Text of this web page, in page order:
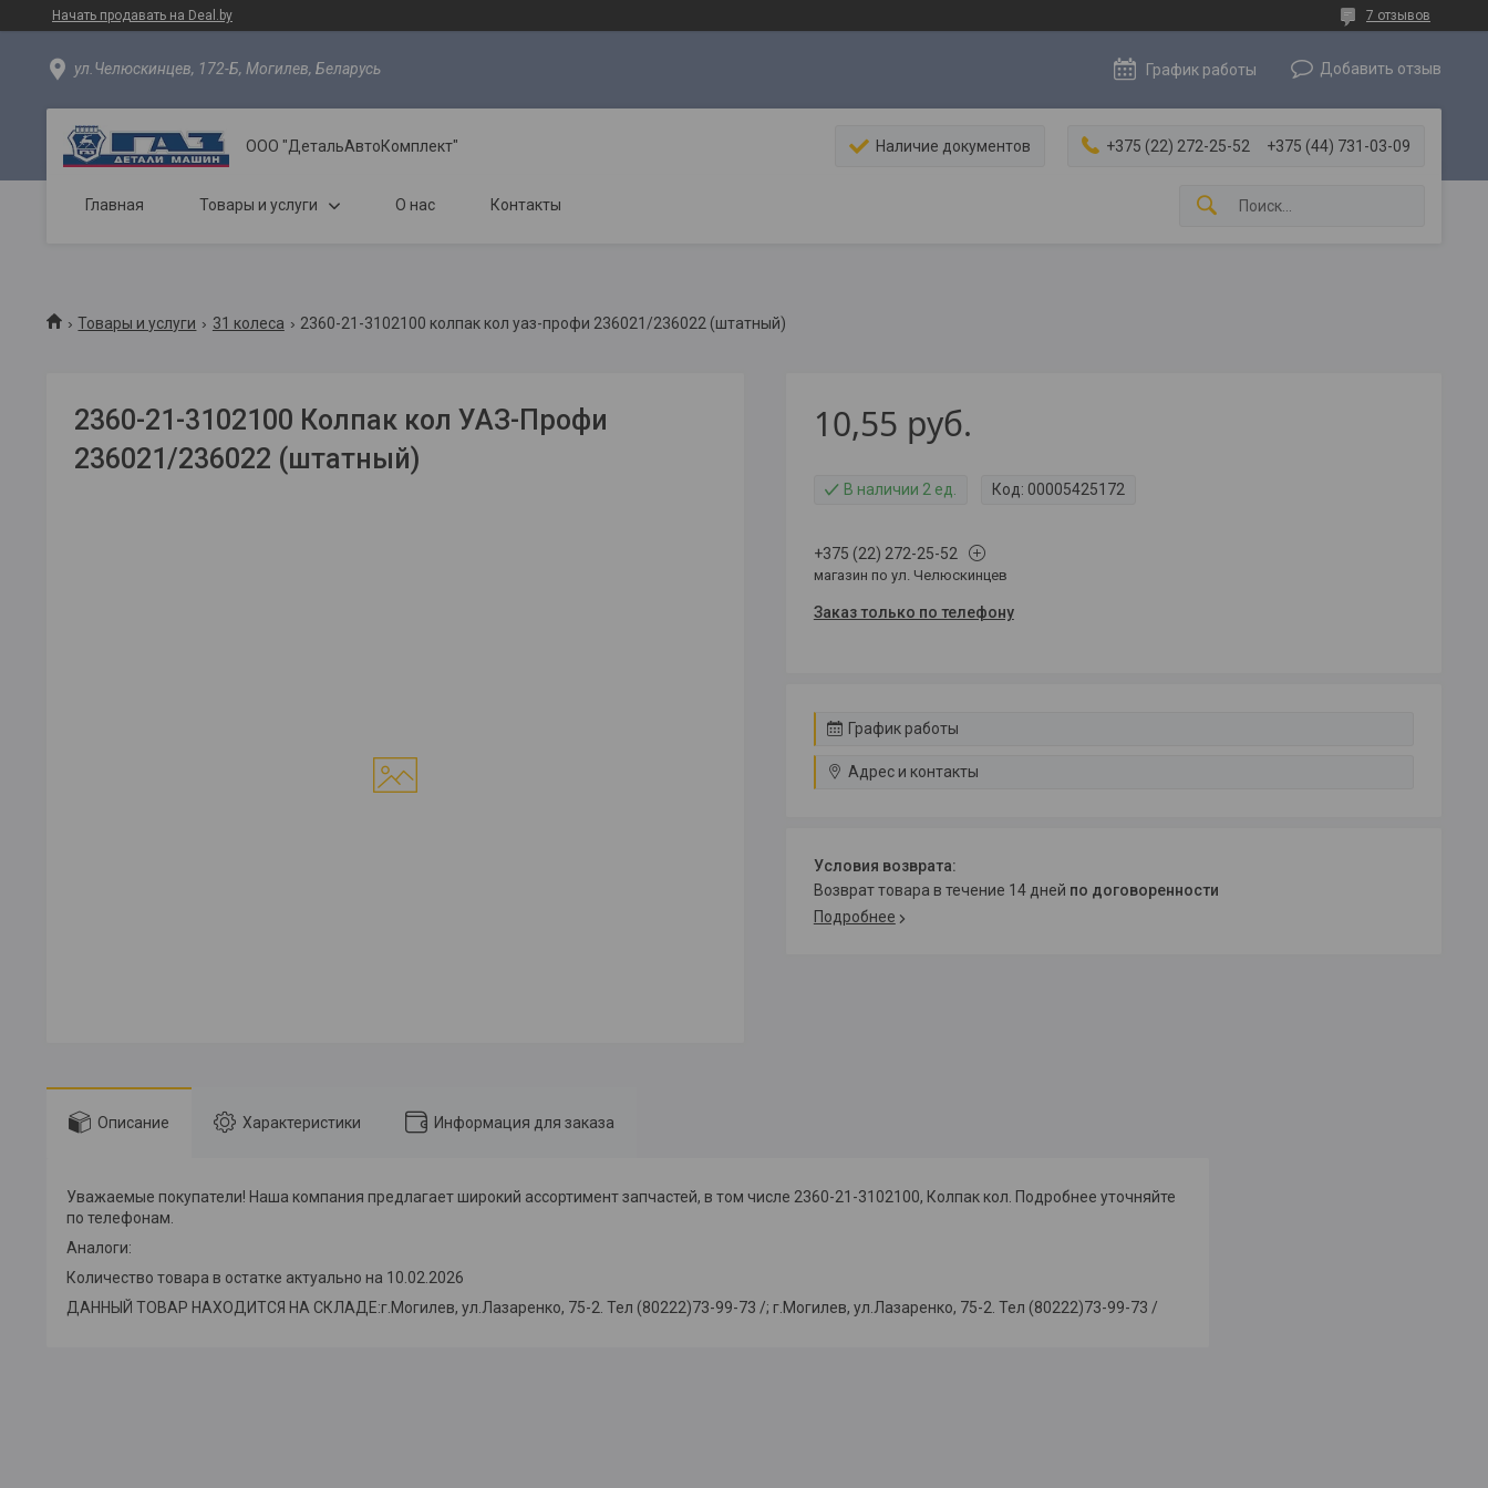
Начать продавать на Deal.by 7 отзывов
ул.Челюскинцев, 172-Б, Могилев, Беларусь График работы Добавить отзыв
ООО "ДетальАвтоКомплект" Наличие документов +375 (22) 272-25-52 +375 (44) 731-03-09
Главная Товары и услуги О нас Контакты
Товары и услуги 31 колеса 2360-21-3102100 колпак кол уаз-профи 236021/236022 (штатный)
2360-21-3102100 Колпак кол УАЗ-Профи
236021/236022 (штатный)
10,55 руб.
В наличии 2 ед. Код: 00005425172
+375 (22) 272-25-52
магазин по ул. Челюскинцев
Заказ только по телефону
График работы
Адрес и контакты
возврат товара в течение 14 дней по договоренности
Подробнее
Описание Характеристики Информация для заказа
Уважаемые покупатели! Наша компания предлагает широкий ассортимент запчастей, в том числе 2360-21-3102100, Колпак кол. Подробнее уточняйте
по телефонам.
Аналоги:
Количество товара в остатке актуально на 10.02.2026
ДАННЫЙ ТОВАР НАХОДИТСЯ НА СКЛАДE:г.Могилев, ул.Лазаренко, 75-2. Тел (80222)73-99-73 /; г.Могилев, ул.Лазаренко, 75-2. Тел (80222)73-99-73 /